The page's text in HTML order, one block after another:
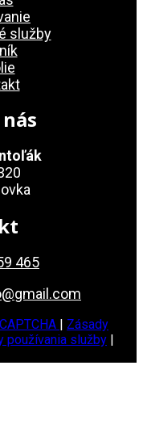
služby
465
Zásady
používania služby